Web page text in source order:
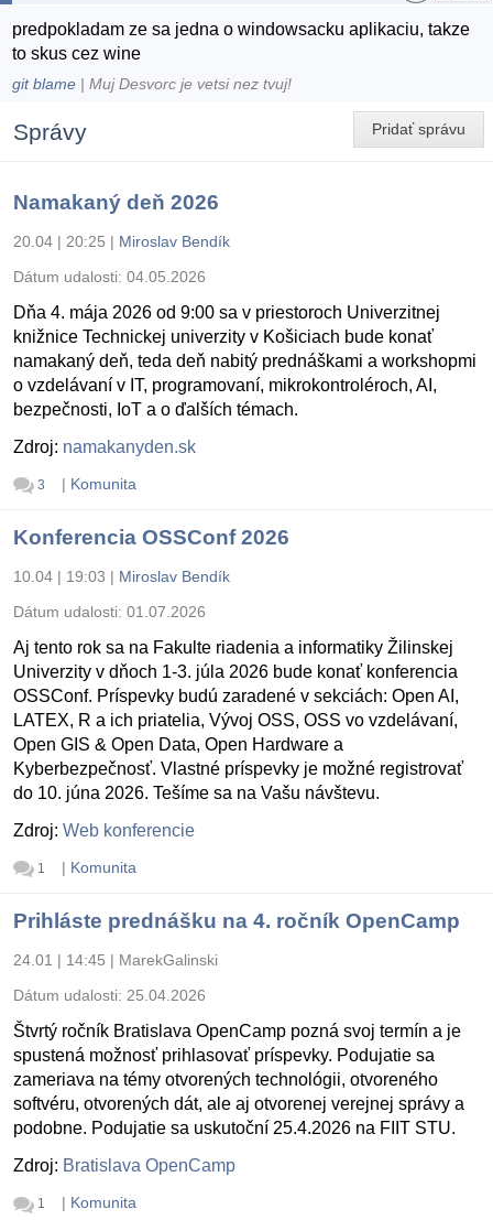
predpokladam ze sa jedna o windowsacku aplikaciu, takze
to skus cez wine
git blame | Muj Desvorc je vetsi nez tvuj!
Pridať správu
Správy
Namakaný deň 2026
20.04 | 20:25 | Miroslav Bendík
Dátum udalosti: 04.05.2026
Dňa 4. mája 2026 od 9:00 sa v priestoroch Univerzitnej
knižnice Technickej univerzity v Košiciach bude konať
namakaný deň, teda deň nabitý prednáškami a workshopmi
o vzdelávaní v IT, programovaní, mikrokontroléroch, AI,
bezpečnosti, IoT a o ďalších témach.
Zdroj: namakanyden.sk
3 | Komunita
Konferencia OSSConf 2026
10.04 | 19:03 | Miroslav Bendík
Dátum udalosti: 01.07.2026
Aj tento rok sa na Fakulte riadenia a informatiky Žilinskej
Univerzity v dňoch 1-3. júla 2026 bude konať konferencia
OSSConf. Príspevky budú zaradené v sekciách: Open AI,
LATEX, R a ich priatelia, Vývoj OSS, OSS vo vzdelávaní,
Open GIS & Open Data, Open Hardware a
Kyberbezpečnosť. Vlastné príspevky je možné registrovať
do 10. júna 2026. Tešíme sa na Vašu návštevu.
Zdroj: Web konferencie
1 | Komunita
Prihláste prednášku na 4. ročník OpenCamp
24.01 | 14:45 | MarekGalinski
Dátum udalosti: 25.04.2026
Štvrtý ročník Bratislava OpenCamp pozná svoj termín a je
spustená možnosť prihlasovať príspevky. Podujatie sa
zameriava na témy otvorených technológii, otvoreného
softvéru, otvorených dát, ale aj otvorenej verejnej správy a
podobne. Podujatie sa uskutoční 25.4.2026 na FIIT STU.
Zdroj: Bratislava OpenCamp
1 | Komunita